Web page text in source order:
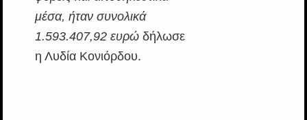
μέσα, ήταν συνολικά
1.593.407,92 ευρώδήλωσε
η Λυδία Κονιόρδου.